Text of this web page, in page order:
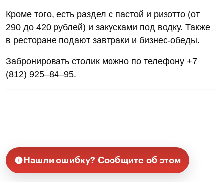
Кроме того, есть раздел с пастой и ризотто (от
290 до 420 рублей) и закусками под водку. Также
в ресторане подают завтраки и бизнес-обеды.
Забронировать столик можно по телефону +7
(812) 925–84–95.
Нашли ошибку? Сообщите об этом